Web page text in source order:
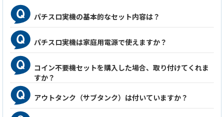
パチスロ実機の基本的なセット内容は？
パチスロ実機は家庭用電源で使えますか？
コイン不要機セットを購入した場合、取り付けてくれま
すか？
アウトタンク（サブタンク）は付いていますか？